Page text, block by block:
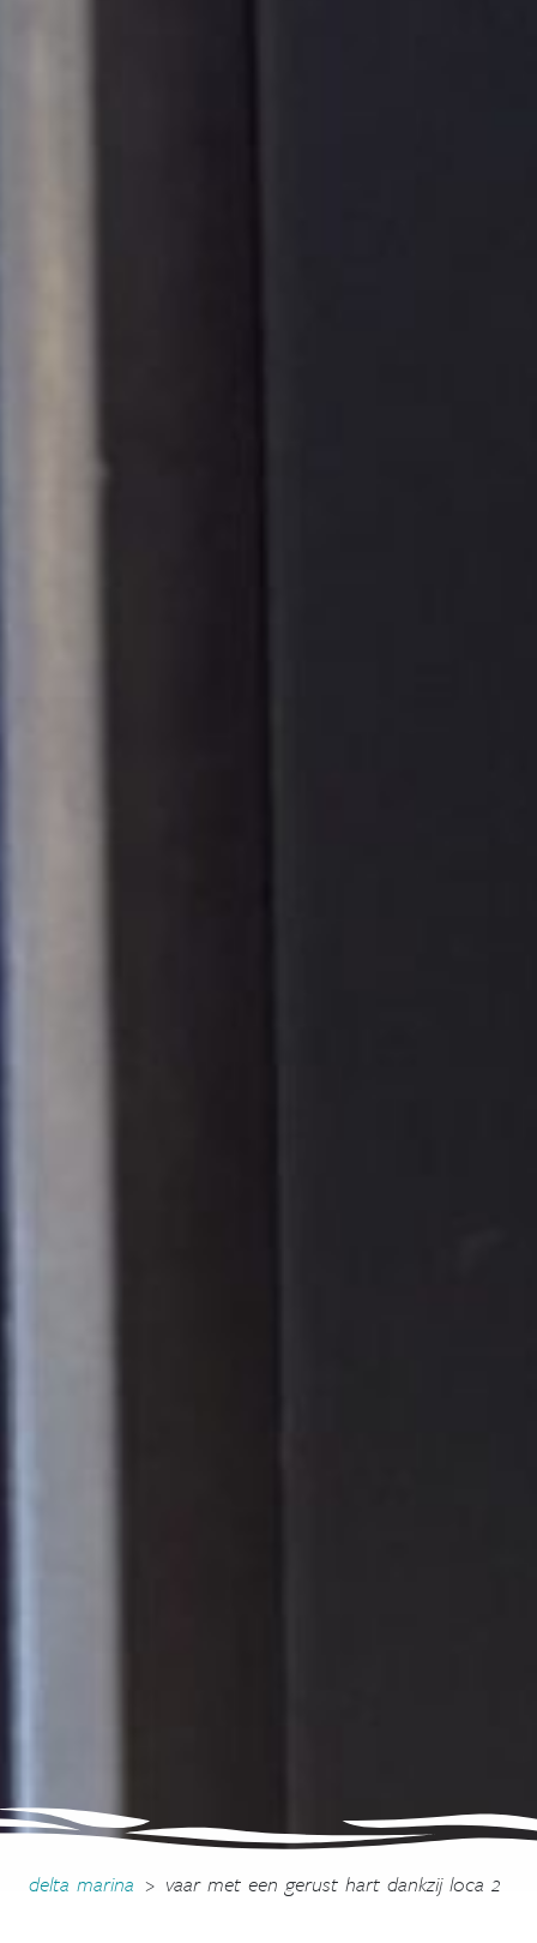
delta marina > vaar met een gerust hart dankzij loca 2